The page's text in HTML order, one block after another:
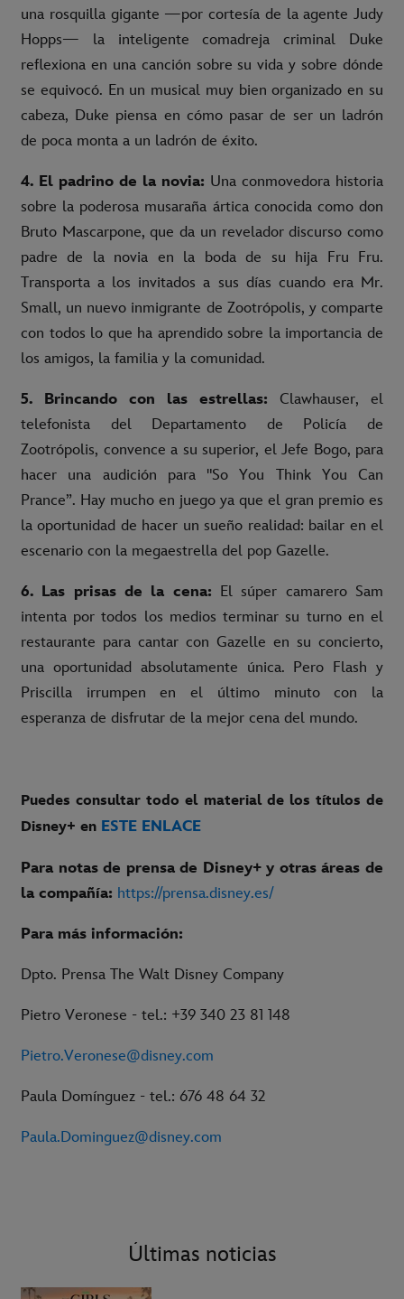
una rosquilla gigante —por cortesía de la agente Judy
Hopps— la inteligente comadreja criminal Duke
reflexiona en una canción sobre su vida y sobre dónde
se equivocó. En un musical muy bien organizado en su
cabeza, Duke piensa en cómo pasar de ser un ladrón
de poca monta a un ladrón de éxito.
4. El padrino de la novia: Una conmovedora historia
sobre la poderosa musaraña ártica conocida como don
Bruto Mascarpone, que da un revelador discurso como
padre de la novia en la boda de su hija Fru Fru.
Transporta a los invitados a sus días cuando era Mr.
Small, un nuevo inmigrante de Zootrópolis, y comparte
con todos lo que ha aprendido sobre la importancia de
los amigos, la familia y la comunidad.
5. Brincando con las estrellas: Clawhauser, el
telefonista del Departamento de Policía de
Zootrópolis, convence a su superior, el Jefe Bogo, para
hacer una audición para "So You Think You Can
Prance”. Hay mucho en juego ya que el gran premio es
la oportunidad de hacer un sueño realidad: bailar en el
escenario con la megaestrella del pop Gazelle.
6. Las prisas de la cena: El súper camarero Sam
intenta por todos los medios terminar su turno en el
restaurante para cantar con Gazelle en su concierto,
una oportunidad absolutamente única. Pero Flash y
Priscilla irrumpen en el último minuto con la
esperanza de disfrutar de la mejor cena del mundo.
Puedes consultar todo el material de los títulos de
Disney+ en ESTE ENLACE
Para notas de prensa de Disney+ y otras áreas de
la compañía: https://prensa.disney.es/
Para más información:
Dpto. Prensa The Walt Disney Company
Pietro Veronese - tel.: +39 340 23 81 148
Pietro.Veronese@disney.com
Paula Domínguez - tel.: 676 48 64 32
Paula.Dominguez@disney.com
Últimas noticias